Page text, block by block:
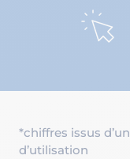
*chiffres issus
d’utilisation